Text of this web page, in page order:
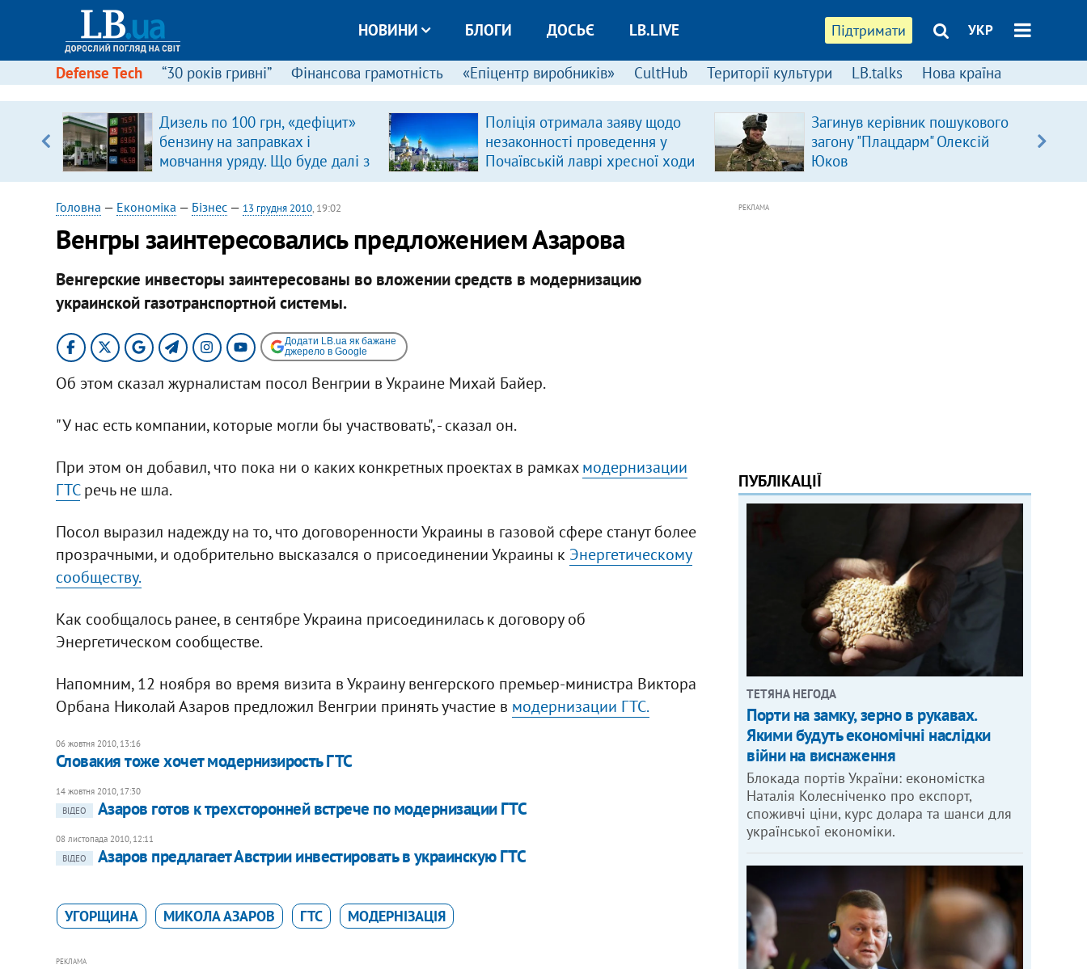
Підтримати УКР
НОВИНИ БЛОГИ ДОСЬЄ LB.LIVE
Defense Tech “30 років гривні” Фінансова грамотність «Епіцентр виробників» CultHub Території культури LB.talks Нова країна
Дизель по 100 грн, «дефіцит»
бензину на заправках і
мовчання уряду. Що буде далі з
цінами на пальне?
Поліція отримала заяву щодо
незаконності проведення у
Почаївській лаврі хресної ходи
Загинув керівник пошукового
загону "Плацдарм" Олексій
Юков
Головна — Економіка — Бізнес— 13 грудня 2010, 19:02
Венгры заинтересовались предложением Азарова
Венгерские инвесторы заинтересованы во вложении средств в модернизацию
украинской газотранспортной системы.
Додати LB.ua як бажане
джерело в Google
Об этом сказал журналистам посол Венгрии в Украине Михай Байер.
"У нас есть компании, которые могли бы участвовать", - сказал он.
При этом он добавил, что пока ни о каких конкретных проектах в рамкахмодернизации
ГТСречь не шла.
Посол выразил надежду на то, что договоренности Украины в газовой сфере станут более
прозрачными, и одобрительно высказался о присоединении Украины к Энергетическому
сообществу.
Как сообщалось ранее, в сентябре Украина присоединилась к договору об
Энергетическом сообществе.
Напомним, 12 ноября во время визита в Украину венгерского премьер-министра Виктора
Орбана Николай Азаров предложил Венгрии принять участие в модернизации ГТС.
06 жовтня 2010, 13:16
Словакия тоже хочет модернизирость ГТС
14 жовтня 2010, 17:30
ВІДЕО
Азаров готов к трехсторонней встрече по модернизации ГТС
08 листопада 2010, 12:11
ВІДЕО
Азаров предлагает Австрии инвестировать в украинскую ГТС
УГОРЩИНА МИКОЛА АЗАРОВ ГТС МОДЕРНІЗАЦІЯ
РЕКЛАМА
РЕКЛАМА
ПУБЛІКАЦІЇ
ТЕТЯНА НЕГОДА
Порти на замку, зерно в рукавах.
Якими будуть економічні наслідки
війни на виснаження
Блокада портів України: економістка
Наталія Колесніченко про експорт,
споживчі ціни, курс долара та шанси для
української економіки.